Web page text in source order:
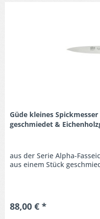
Güde kleines
geschmiedet &
aus der Serie Alpha-
aus einem Stück
88,00 € *